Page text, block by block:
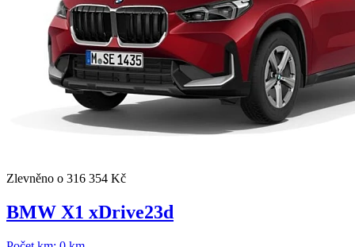
Zlevněno o 316 354 Kč
BMW X1 xDrive23d